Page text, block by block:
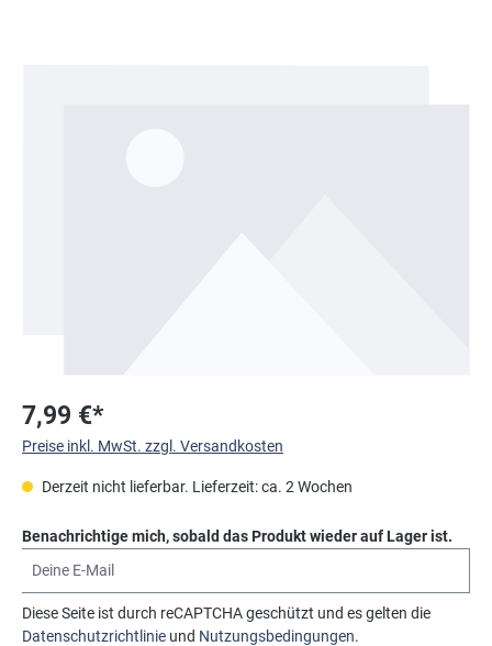
7,99 €*
Preise inkl. MwSt. zzgl. Versandkosten
Derzeit nicht lieferbar. Lieferzeit: ca. 2 Wochen
Benachrichtige mich, sobald das Produkt wieder auf Lager ist.
Diese Seite ist durch reCAPTCHA geschützt und es gelten die
Datenschutzrichtlinie und Nutzungsbedingungen.